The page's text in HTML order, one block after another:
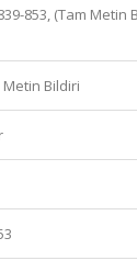
853, (Tam Metin
Bildiri